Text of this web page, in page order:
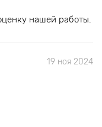
нашей работы.
19 ноя 2024